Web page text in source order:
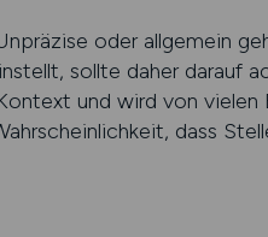
oder allgemein
sollte daher darauf
und wird von vielen
dass